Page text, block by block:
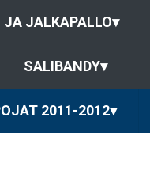
JA JALKAPALLO▾
SALIBANDY▾
2011-2012▾